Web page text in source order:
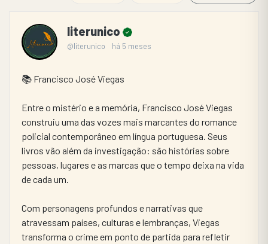
literunico
@literunico há 5 meses
📚 Francisco José Viegas
Entre o mistério e a memória, Francisco José Viegas
construiu uma das vozes mais marcantes do romance
policial contemporâneo em língua portuguesa. Seus
livros vão além da investigação: são histórias sobre
pessoas, lugares e as marcas que o tempo deixa na vida
de cada um.
Com personagens profundos e narrativas que
atravessam países, culturas e lembranças, Viegas
transforma o crime em ponto de partida para refletir